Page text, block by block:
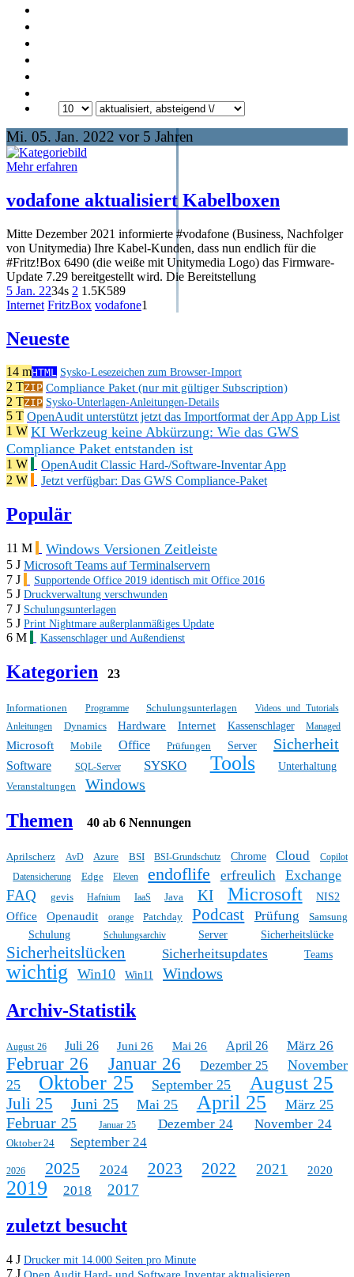
Mi. 05. Jan. 2022 vor 5 Jahren
Mehr erfahren
vodafone aktualisiert Kabelboxen
Mitte Dezember 2021 informierte #vodafone (Business, Nachfolger
von Unitymedia) Ihre Kabel-Kunden, dass nun endlich für die
#Fritz!Box 6490 (die weiße mit Unitymedia Logo) das Firmware-
Update 7.29 bereitgestellt wird. Die Bereitstellung
5 Jan. 2234s 2 1.5K589
Internet FritzBox vodafone1
Neueste
14 mHTML Sysko-Lesezeichen zum Browser-Import
2 TZIP Compliance Paket (nur mit gültiger Subscription)
2 TZIP Sysko-Unterlagen-Anleitungen-Details
5 T OpenAudit unterstützt jetzt das Importformat der App App List
1 W KI Werkzeug keine Abkürzung: Wie das GWS
Compliance Paket entstanden ist
1 W
OpenAudit Classic Hard-/Software-Inventar App
2 W
Jetzt verfügbar: Das GWS Compliance-Paket
Populär
11 M Windows Versionen Zeitleiste
5 J Microsoft Teams auf Terminalservern
7 J
Supportende Office 2019 identisch mit Office 2016
5 J Druckverwaltung verschwunden
7 J Schulungsunterlagen
5 J Print Nightmare außerplanmäßiges Update
6 M Kassenschlager und Außendienst
Kategorien 23
Informationen Programme Schulungsunterlagen
Videos und Tutorials
Anleitungen
Dynamics Hardware Internet Kassenschlager Managed
Microsoft Mobile Office Prüfungen Server Sicherheit
Software SQL-Server SYSKO Tools
Unterhaltung
Veranstaltungen
Windows
Themen 40 ab 6 Nennungen
Aprilscherz AvD Azure BSI BSI-Grundschutz Chrome Cloud
Copilot
Datensicherung
Edge Eleven endoflife erfreulich Exchange
FAQ gevis Hafnium IaaS Java KI Microsoft NIS2
Office Openaudit orange Patchday Podcast Prüfung
Samsung
Schulung
Schulungsarchiv Server Sicherheitslücke
Sicherheitslücken Sicherheitsupdates Teams
wichtig Win10 Win11 Windows
Archiv-Statistik
August 26 Juli 26 Juni 26 Mai 26 April 26 März 26
Februar 26 Januar 26 Dezember 25
November
25
Oktober 25 September 25 August 25
Juli 25 Juni 25 Mai 25 April 25 März 25
Februar 25 Januar 25 Dezember 24 November 24
Oktober 24 September 24
2026 2025 2024 2023 2022 2021 2020
2019 2018 2017
zuletzt besucht
4 J Drucker mit 14.000 Seiten pro Minute
7 J Open Audit Hard- und Software Inventar aktualisieren